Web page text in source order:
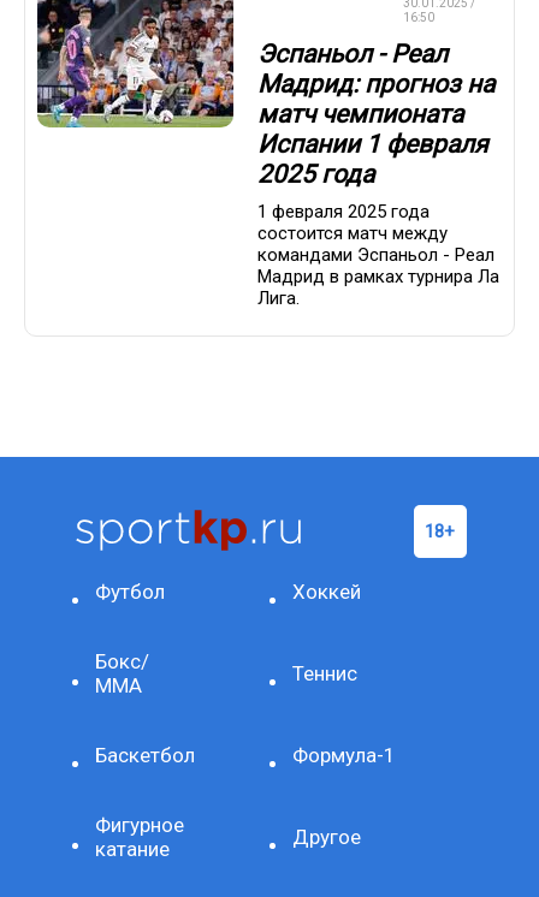
30.01.2025 /
16:50
Эспаньол - Реал
Мадрид: прогноз на
матч чемпионата
Испании 1 февраля
2025 года
1 февраля 2025 года
состоится матч между
командами Эспаньол - Реал
Мадрид в рамках турнира Ла
Лига.
Футбол Хоккей
Бокс/
ММА
Теннис
Баскетбол Формула-1
Фигурное
катание
Другое